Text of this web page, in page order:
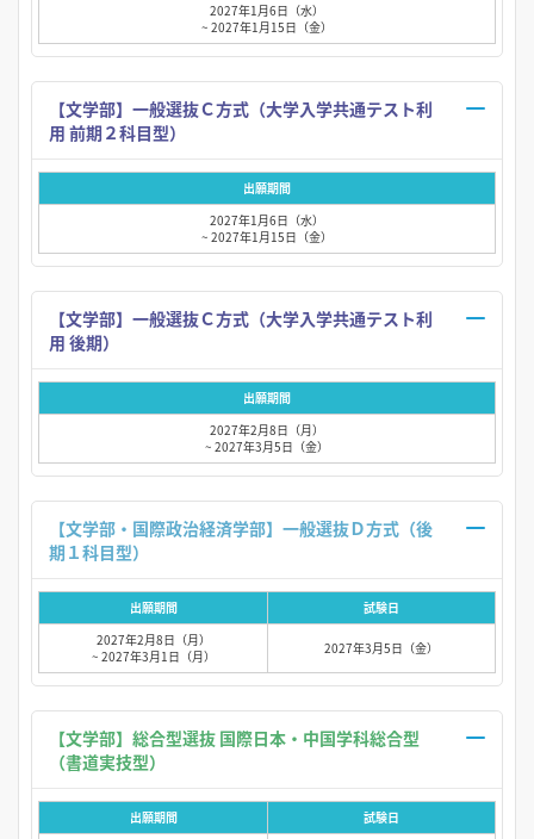
2027年1月6日（水）
~ 2027年1月15日（金）
【文学部】一般選抜Ｃ方式（大学入学共通テスト利
出願期間
2027年1月6日（水）
~ 2027年1月15日（金）
【文学部】一般選抜Ｃ方式（大学入学共通テスト利
出願期間
2027年2月8日（月）
~ 2027年3月5日（金）
【文学部・国際政治経済学部】一般選抜Ｄ方式（後
出願期間
試験日
2027年2月8日（月）
~ 2027年3月1日（月）
2027年3月5日（金）
【文学部】総合型選抜 国際日本・中国学科総合型
出願期間
試験日